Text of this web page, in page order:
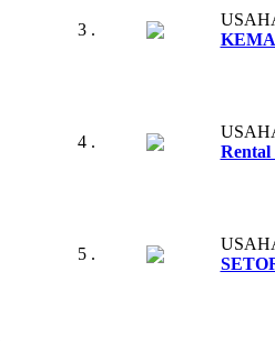
3 .
4 .
Rental
5 .